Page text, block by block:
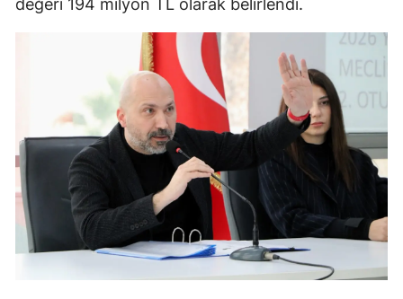
değeri 194 milyon TL olarak belirlendi.